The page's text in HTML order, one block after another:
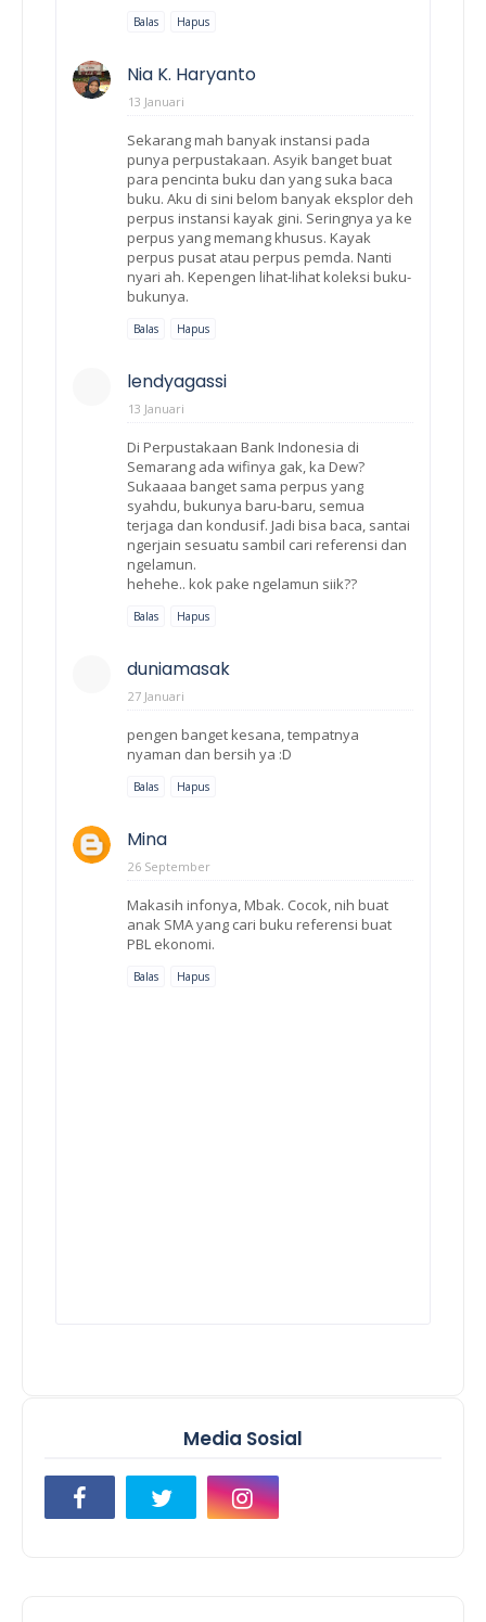
Balas Hapus
Nia K. Haryanto
13 Januari
Sekarang mah banyak instansi pada
punya perpustakaan. Asyik banget buat
para pencinta buku dan yang suka baca
buku. Aku di sini belom banyak eksplor deh
perpus instansi kayak gini. Seringnya ya ke
perpus yang memang khusus. Kayak
perpus pusat atau perpus pemda. Nanti
nyari ah. Kepengen lihat-lihat koleksi buku-
bukunya.
Balas Hapus
lendyagassi
13 Januari
Di Perpustakaan Bank Indonesia di
Semarang ada wifinya gak, ka Dew?
Sukaaaa banget sama perpus yang
syahdu, bukunya baru-baru, semua
terjaga dan kondusif. Jadi bisa baca, santai
ngerjain sesuatu sambil cari referensi dan
ngelamun.
hehehe.. kok pake ngelamun siik??
Balas Hapus
duniamasak
27 Januari
pengen banget kesana, tempatnya
nyaman dan bersih ya :D
Balas Hapus
Mina
26 September
Makasih infonya, Mbak. Cocok, nih buat
anak SMA yang cari buku referensi buat
PBL ekonomi.
Balas Hapus
Media Sosial